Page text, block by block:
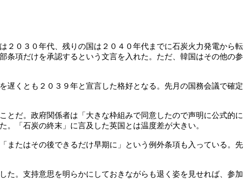
２０３０年代、残りの国は２０４０年代までに石炭火力発電から転
項だけを承認するという文言を入れた。ただ、韓国はその他の参
くとも２０３９年と宣言した格好となる。先月の国務会議で確定
とだ。政府関係者は「大きな枠組みで同意したので声明に公式的に
「石炭の終末」に言及した英国とは温度差が大きい。
またはその後できるだけ早期に」という例外条項も入っている。先
。支持意思を明らかにしておきながらも退く姿を見せれば、参加